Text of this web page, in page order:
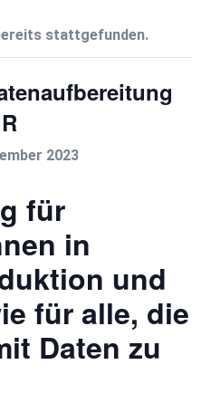
stattgefunden.
2023
für
in
und
für alle, die
Daten zu